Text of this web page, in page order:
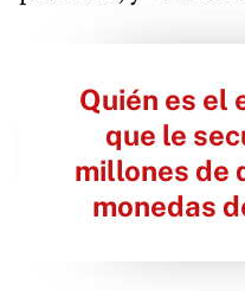
que le
millones de
monedas